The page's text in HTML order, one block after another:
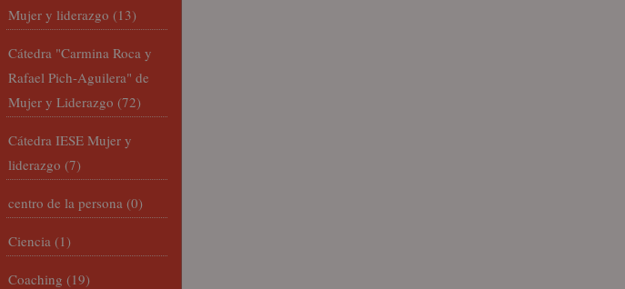
Mujer y liderazgo (13)
Cátedra "Carmina Roca y
Rafael Pich-Aguilera" de
Mujer y Liderazgo (72)
Cátedra IESE Mujer y
liderazgo (7)
centro de la persona (0)
Ciencia (1)
Coaching (19)